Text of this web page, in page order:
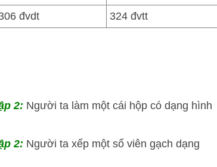
đvdt
324 đvtt
2: Người ta làm một cái hộp có dạng hình
2: Người ta xếp một số viên gạch dạng